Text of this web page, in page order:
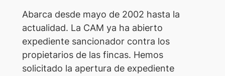
Abarca desde mayo de 2002 hasta la
actualidad. La CAM ya ha abierto
expediente sancionador contra los
propietarios de las fincas. Hemos
solicitado la apertura de expediente